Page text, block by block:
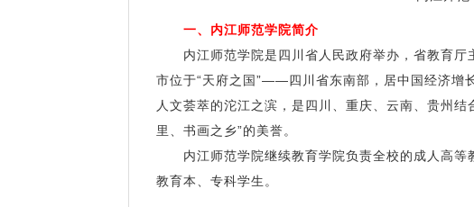
一、内江师范学院简介
内江师范学院是四川省人民政府举办，省教育厅
市位于“天府之国”——四川省东南部，居中国经济增
人文荟萃的沱江之滨，是四川、重庆、云南、贵州
里、书画之乡”的美誉。
内江师范学院继续教育学院负责全校的成人高等
教育本、专科学生。